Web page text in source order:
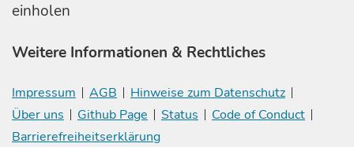
einholen
Weitere Informationen & Rechtliches
Impressum AGB
Hinweise zum Datenschutz
Über uns
Github Page Status
Code of Conduct
Barrierefreiheitserklärung